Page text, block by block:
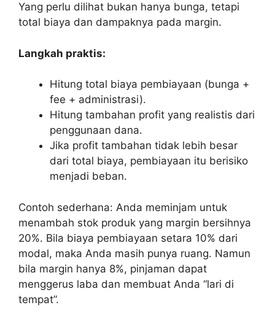
Yang perlu dilihat bukan hanya bunga, tetapi
total biaya dan dampaknya pada margin.
Langkah praktis:
Hitung total biaya pembiayaan (bunga +
fee + administrasi).
Hitung tambahan profit yang realistis dari
penggunaan dana.
Jika profit tambahan tidak lebih besar
dari total biaya, pembiayaan itu berisiko
menjadi beban.
Contoh sederhana: Anda meminjam untuk
menambah stok produk yang margin bersihnya
20%. Bila biaya pembiayaan setara 10% dari
modal, maka Anda masih punya ruang. Namun
bila margin hanya 8%, pinjaman dapat
menggerus laba dan membuat Anda “lari di
tempat”.